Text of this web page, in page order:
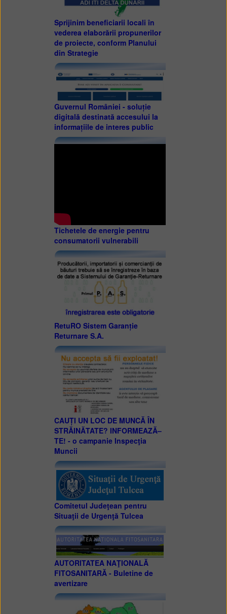
Sprijinim beneficiarii locali în
vederea elaborării propunerilor
de proiecte, conform Planului
din Strategie
Guvernul României - soluție
digitală destinată accesului la
informațiile de interes public
Tichetele de energie pentru
consumatorii vulnerabili
RetuRO Sistem Garanție
Returnare S.A.
CAUȚI UN LOC DE MUNCĂ ÎN
STRĂINĂTATE? INFORMEAZĂ–
TE! - o campanie Inspecţia
Muncii
Comitetul Judeţean pentru
Situaţii de Urgenţă Tulcea
AUTORITATEA NAŢIONALĂ
FITOSANITARĂ - Buletine de
avertizare